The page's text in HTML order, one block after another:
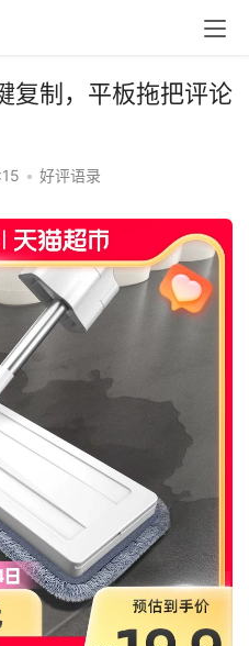
复制，平板拖把评论
• 好评语录